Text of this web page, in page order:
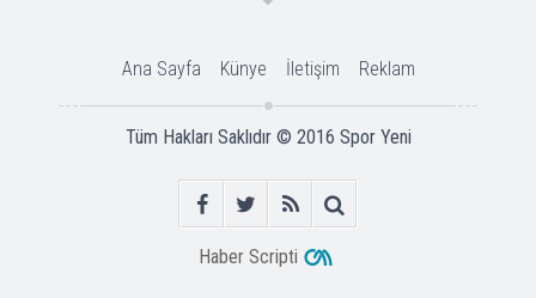
Ana Sayfa Künye İletişim Reklam
Tüm Hakları Saklıdır © 2016 Spor Yeni
Haber Scripti